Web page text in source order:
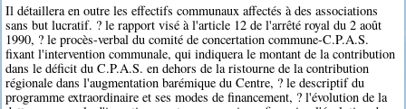
Il détaillera en outre les effectifs communaux affectés à des associations
sans but lucratif. ? le rapport visé à l'article 12 de l'arrêté royal du 2 août
1990, ? le procès-verbal du comité de concertation commune-C.P.A.S.
fixant l'intervention communale, qui indiquera le montant de la contribution
dans le déficit du C.P.A.S. en dehors de la ristourne de la contribution
régionale dans l'augmentation barémique du Centre, ? le descriptif du
programme extraordinaire et ses modes de financement, ? l'évolution de la